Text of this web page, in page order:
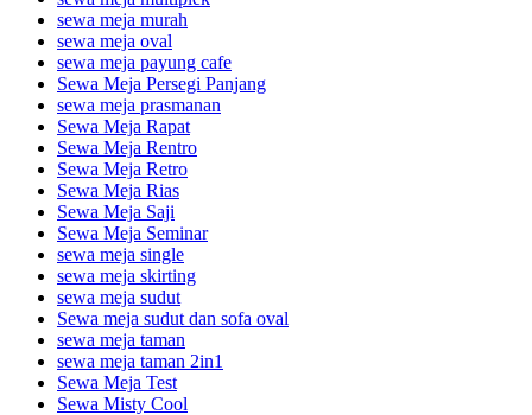
sewa meja murah
sewa meja oval
sewa meja payung cafe
Sewa Meja Persegi Panjang
sewa meja prasmanan
Sewa Meja Rapat
Sewa Meja Rentro
Sewa Meja Retro
Sewa Meja Rias
Sewa Meja Saji
Sewa Meja Seminar
sewa meja single
sewa meja skirting
sewa meja sudut
Sewa meja sudut dan sofa oval
sewa meja taman
sewa meja taman 2in1
Sewa Meja Test
Sewa Misty Cool